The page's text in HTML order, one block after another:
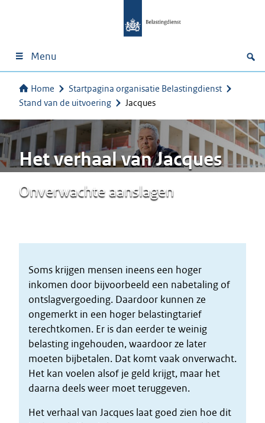
Menu
Home
Startpagina organisatie Belastingdienst
Stand van de uitvoering
Jacques
Het verhaal van Jacques
Onverwachte aanslagen
Soms krijgen mensen ineens een hoger
inkomen door bijvoorbeeld een nabetaling of
ontslagvergoeding. Daardoor kunnen ze
ongemerkt in een hoger belastingtarief
terechtkomen. Er is dan eerder te weinig
belasting ingehouden, waardoor ze later
moeten bijbetalen. Dat komt vaak onverwacht.
Het kan voelen alsof je geld krijgt, maar het
daarna deels weer moet teruggeven.
Het verhaal van Jacques laat goed zien hoe dit